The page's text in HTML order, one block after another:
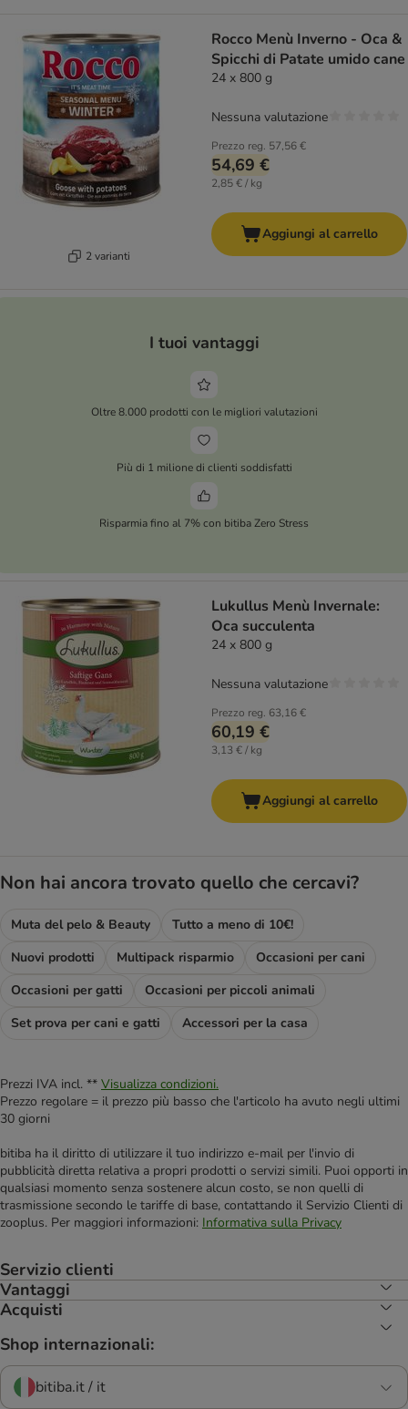
2 varianti
Rocco Menù Inverno - Oca &
Spicchi di Patate umido cane
24 x 800 g
Prezzo reg. 57,56 €
54,69 €
2,85 € / kg
Nessuna valutazione
Aggiungi al carrello
I tuoi vantaggi
Oltre 8.000 prodotti con le migliori valutazioni
Più di 1 milione di clienti soddisfatti
Risparmia fino al 7% con bitiba Zero Stress
Lukullus Menù Invernale:
Oca succulenta
24 x 800 g
Prezzo reg. 63,16 €
60,19 €
3,13 € / kg
Nessuna valutazione
Aggiungi al carrello
Non hai ancora trovato quello che cercavi?
Muta del pelo & Beauty
Tutto a meno di 10€!
Nuovi prodotti
Multipack risparmio
Occasioni per cani
Occasioni per gatti
Occasioni per piccoli animali
Set prova per cani e gatti
Accessori per la casa
Prezzi IVA incl. ** Visualizza condizioni.
Prezzo regolare = il prezzo più basso che l'articolo ha avuto negli ultimi
30 giorni
bitiba ha il diritto di utilizzare il tuo indirizzo e-mail per l'invio di
pubblicità diretta relativa a propri prodotti o servizi simili. Puoi opporti in
qualsiasi momento senza sostenere alcun costo, se non quelli di
trasmissione secondo le tariffe di base, contattando il Servizio Clienti di
zooplus. Per maggiori informazioni: Informativa sulla Privacy
Servizio clienti
Vantaggi
Acquisti
Shop internazionali:
bitiba.it / it